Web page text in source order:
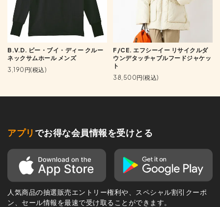
B.V.D. ビー・ブイ・ディー クルー
ネックサムホール メンズ
3,190円(税込)
F/CE. エフシーイー リサイクルダ
ウンデタッチャブルフードジャケッ
ト
38,500円(税込)
アプリ でお得な会員情報を受けとる
人気商品の抽選販売エントリー権利や、スペシャル割引クーポ
ン、セール情報を最速で受け取ることができます。